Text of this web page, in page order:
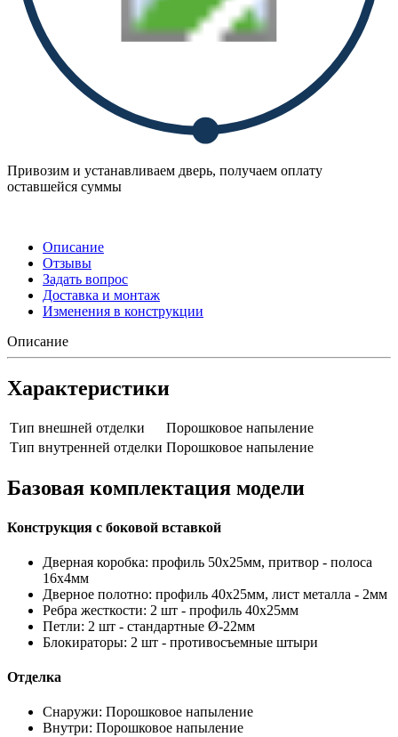
Привозим и устанавливаем дверь, получаем оплату
оставшейся суммы
Описание
Отзывы
Задать вопрос
Доставка и монтаж
Изменения в конструкции
Описание
Характеристики
Тип внешней отделки
Порошковое напыление
Тип внутренней отделки Порошковое напыление
Базовая комплектация модели
Конструкция с боковой вставкой
Дверная коробка: профиль 50х25мм, притвор - полоса
16х4мм
Дверное полотно: профиль 40х25мм, лист металла - 2мм
Ребра жесткости: 2 шт - профиль 40х25мм
Петли: 2 шт - стандартные Ø-22мм
Блокираторы: 2 шт - противосъемные штыри
Отделка
Снаружи: Порошковое напыление
Внутри: Порошковое напыление